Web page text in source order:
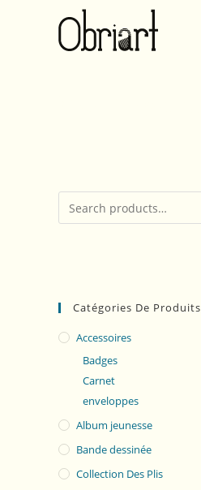
Catégories De Produits
Accessoires
Badges
Carnet
enveloppes
Album jeunesse
Bande dessinée
Collection Des Plis